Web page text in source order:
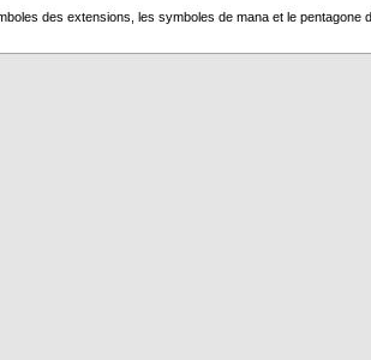
des extensions, les symboles de mana et le